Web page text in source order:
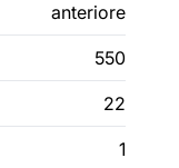
anteriore
550
22
1